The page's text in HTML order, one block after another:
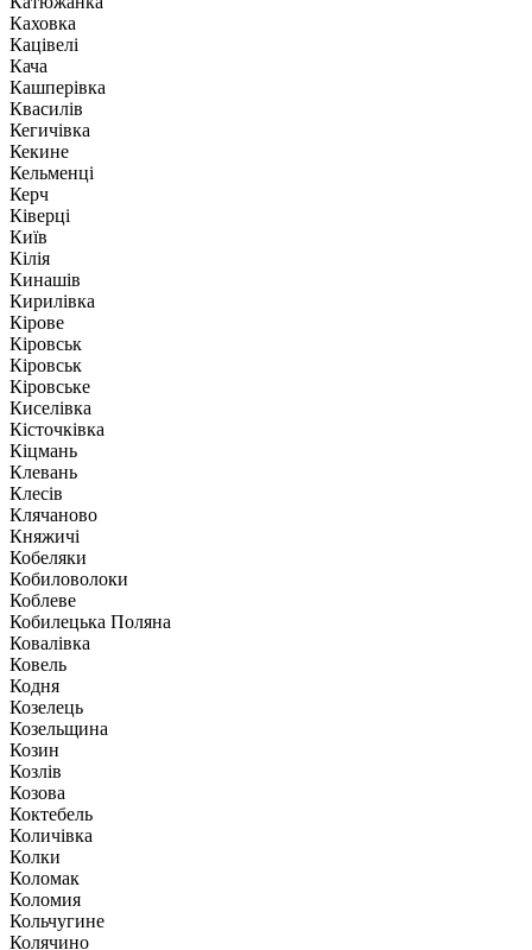
Каховка
Кацівелі
Кача
Кашперівка
Квасилів
Кегичівка
Кекине
Кельменці
Керч
Ківерці
Київ
Кілія
Кинашів
Кирилівка
Кірове
Кіровськ
Кіровськ
Кіровське
Киселівка
Кісточківка
Кіцмань
Клевань
Клесів
Клячаново
Княжичі
Кобеляки
Кобиловолоки
Коблеве
Кобилецька Поляна
Ковалівка
Ковель
Кодня
Козелець
Козельщина
Козин
Козлів
Козова
Коктебель
Количівка
Колки
Коломак
Коломия
Кольчугине
Колячино